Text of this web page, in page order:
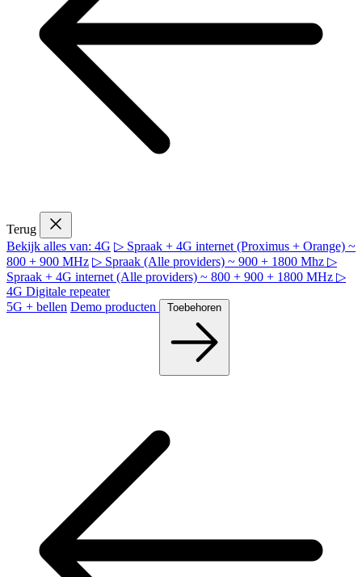
Terug
Bekijk alles van: 4G ▷ Spraak + 4G internet (Proximus + Orange) ~
800 + 900 MHz ▷ Spraak (Alle providers) ~ 900 + 1800 Mhz ▷
Spraak + 4G internet (Alle providers) ~ 800 + 900 + 1800 MHz ▷
4G Digitale repeater
5G + bellen Demo producten Toebehoren